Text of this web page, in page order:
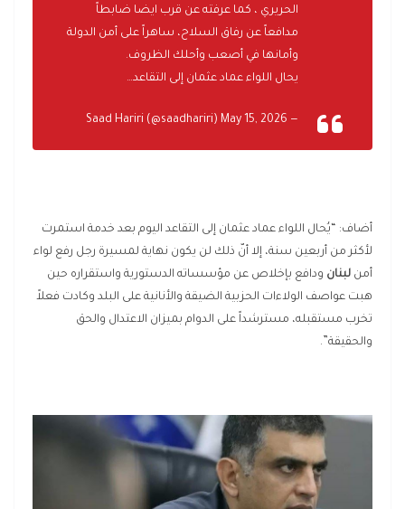
الحريري ، كما عرفته عن قرب ايضا ضابطاً
مدافعاً عن رفاق السلاح، ساهراً على أمن الدولة
وأمانها في أصعب وأحلك الظروف.
يحال اللواء عماد عثمان إلى التقاعد…
— Saad Hariri (@saadhariri) May 15, 2026
أضاف: “يُحال اللواء عماد عثمان إلى التقاعد اليوم بعد خدمة استمرت
لأكثر من أربعين سنة، إلا أنّ ذلك لن يكون نهاية لمسيرة رجل رفع لواء
أمن لبنان ودافع بإخلاص عن مؤسساته الدستورية واستقراره حين
هبت عواصف الولاءات الحزبية الضيقة والأنانية على البلد وكادت فعلاً
تخرب مستقبله، مسترشداً على الدوام بميزان الاعتدال والحق
والحقيقة”.